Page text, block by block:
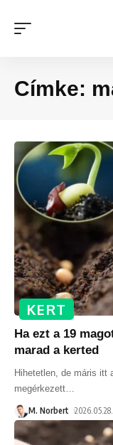
Címke:
KERT
Ha ezt a 19
marad a kerted
Hihetetlen, de máris itt
megérkezett
M. Norbert 2026.05.28.